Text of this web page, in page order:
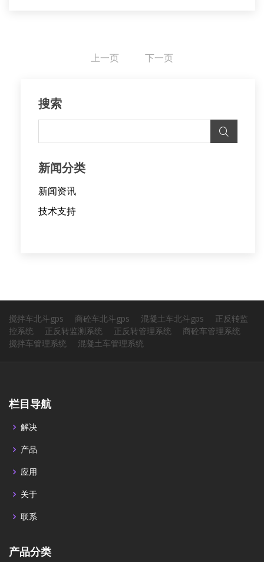
上一页 下一页
搜索
新闻分类
新闻资讯
技术支持
搅拌车北斗gps 商砼车北斗gps 混凝土车北斗gps
正反转监
控系统
正反转监测系统 正反转管理系统
商砼车管理系统
搅拌车管理系统
混凝土车管理系统
栏目导航
解决
产品
应用
关于
联系
产品分类